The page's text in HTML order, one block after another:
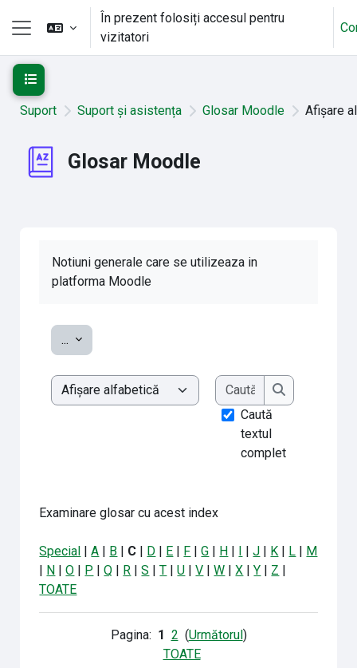
Sari la conţinutul principal
Panou lateral
În prezent folosiți accesul pentru
vizitatori
Suport Suport și asistența Glosar Moodle Afișare
Glosar Moodle
Deschide Indexul cursului
Notiuni generale care se utilizeaza in
platforma Moodle
... Exportați noțiuni
Examinare glosar cu acest index
Caută
Caută
Caută
textul
complet
Examinare glosar cu acest index
Special |A | B | C | D | E | F |G | H | I |J | K | L | M
| N |O | P |Q | R |S |T |U |V |W |X |Y | Z |
TOATE
Pagina: 1 2 (Următorul)
TOATE